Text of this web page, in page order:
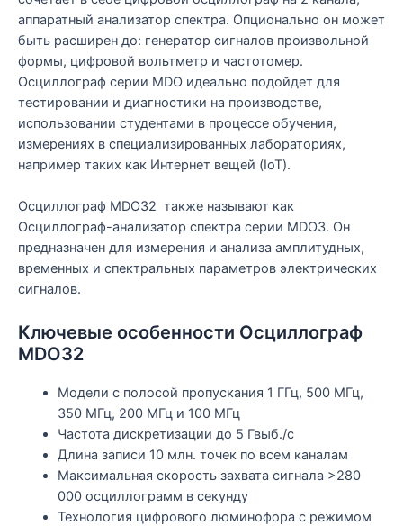
аппаратный анализатор спектра. Опционально он может
быть расширен до: генератор сигналов произвольной
формы, цифровой вольтметр и частотомер.
Осциллограф серии MDO идеально подойдет для
тестировании и диагностики на производстве,
использовании студентами в процессе обучения,
измерениях в специализированных лабораториях,
например таких как Интернет вещей (IoT).
Осциллограф MDO32 также называют как
Осциллограф-анализатор спектра серии MDO3. Он
предназначен для измерения и анализа амплитудных,
временных и спектральных параметров электрических
сигналов.
Ключевые особенности Осциллограф
MDO32
Модели с полосой пропускания 1 ГГц, 500 МГц,
350 МГц, 200 МГц и 100 МГц
Частота дискретизации до 5 Гвыб./с
Длина записи 10 млн. точек по всем каналам
Максимальная скорость захвата сигнала >280
000 осциллограмм в секунду
Технология цифрового люминофора с режимом